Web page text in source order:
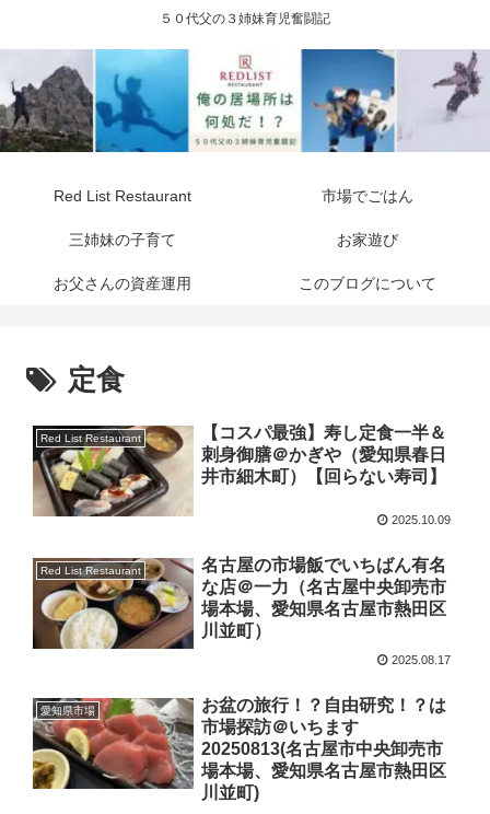
５０代父の３姉妹育児奮闘記
Red List Restaurant 市場でごはん
三姉妹の子育て お家遊び
お父さんの資産運用 このブログについて
定食
Red List Restaurant
【コスパ最強】寿し定食一半＆
刺身御膳＠かぎや（愛知県春日
井市細木町）【回らない寿司】
2025.10.09
Red List Restaurant
名古屋の市場飯でいちばん有名
な店＠一力（名古屋中央卸売市
場本場、愛知県名古屋市熱田区
川並町）
2025.08.17
愛知県市場
お盆の旅行！？自由研究！？は
市場探訪＠いちます
20250813(名古屋市中央卸売市
場本場、愛知県名古屋市熱田区
川並町)